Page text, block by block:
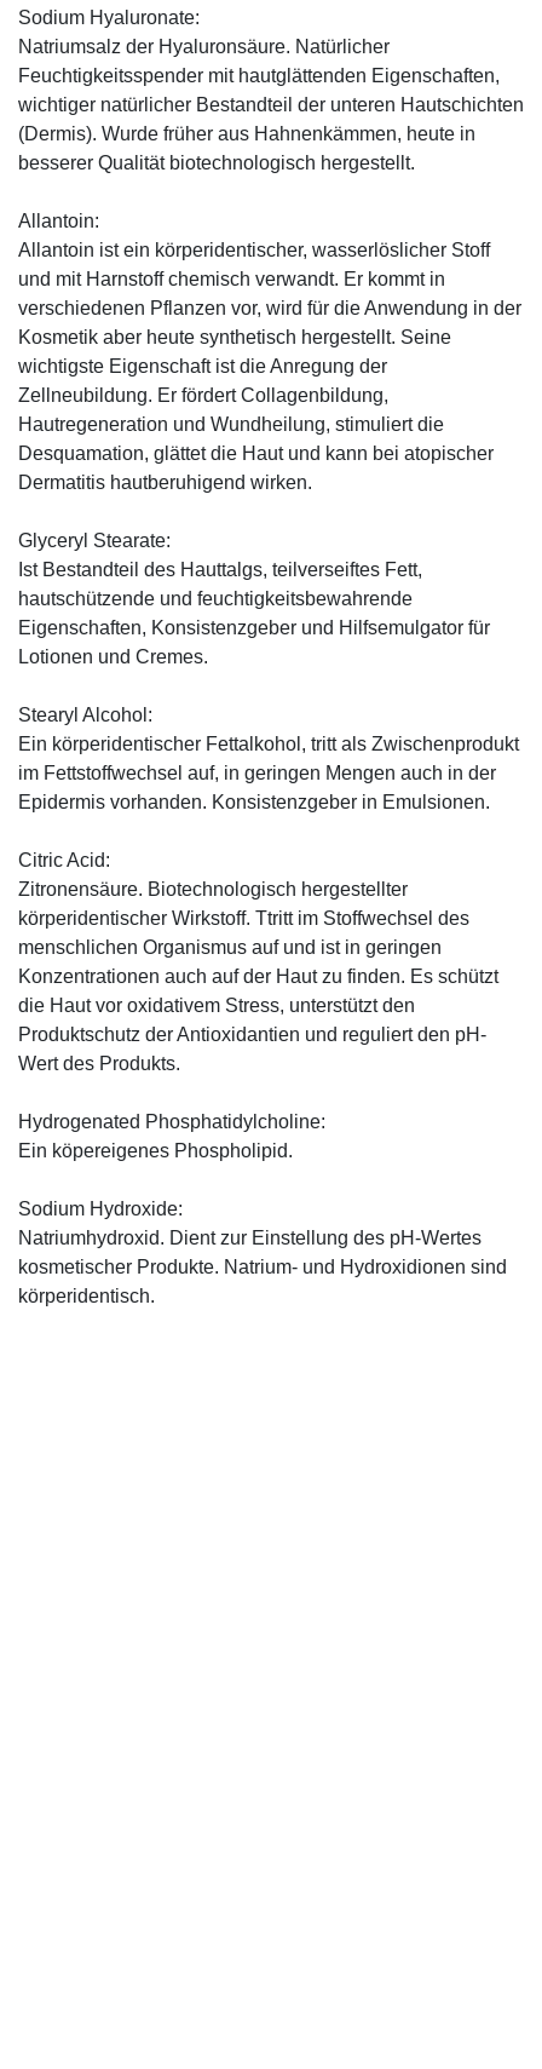
Sodium Hyaluronate:
Natriumsalz der Hyaluronsäure. Natürlicher
Feuchtigkeitsspender mit hautglättenden Eigenschaften,
wichtiger natürlicher Bestandteil der unteren Hautschichten
(Dermis). Wurde früher aus Hahnenkämmen, heute in
besserer Qualität biotechnologisch hergestellt.
Allantoin:
Allantoin ist ein körperidentischer, wasserlöslicher Stoff
und mit Harnstoff chemisch verwandt. Er kommt in
verschiedenen Pflanzen vor, wird für die Anwendung in der
Kosmetik aber heute synthetisch hergestellt. Seine
wichtigste Eigenschaft ist die Anregung der
Zellneubildung. Er fördert Collagenbildung,
Hautregeneration und Wundheilung, stimuliert die
Desquamation, glättet die Haut und kann bei atopischer
Dermatitis hautberuhigend wirken.
Glyceryl Stearate:
Ist Bestandteil des Hauttalgs, teilverseiftes Fett,
hautschützende und feuchtigkeitsbewahrende
Eigenschaften, Konsistenzgeber und Hilfsemulgator für
Lotionen und Cremes.
Stearyl Alcohol:
Ein körperidentischer Fettalkohol, tritt als Zwischenprodukt
im Fettstoffwechsel auf, in geringen Mengen auch in der
Epidermis vorhanden. Konsistenzgeber in Emulsionen.
Citric Acid:
Zitronensäure. Biotechnologisch hergestellter
körperidentischer Wirkstoff. Ttritt im Stoffwechsel des
menschlichen Organismus auf und ist in geringen
Konzentrationen auch auf der Haut zu finden. Es schützt
die Haut vor oxidativem Stress, unterstützt den
Produktschutz der Antioxidantien und reguliert den pH-
Wert des Produkts.
Hydrogenated Phosphatidylcholine:
Ein köpereigenes Phospholipid.
Sodium Hydroxide:
Natriumhydroxid. Dient zur Einstellung des pH-Wertes
kosmetischer Produkte. Natrium- und Hydroxidionen sind
körperidentisch.